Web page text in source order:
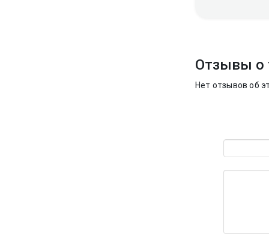
Отзывы о
Нет отзывов об